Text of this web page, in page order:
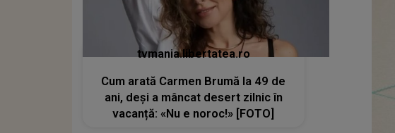
tvmania.libertatea.ro
Cum arată Carmen Brumă la 49 de
ani, deși a mâncat desert zilnic în
vacanță: «Nu e noroc!» [FOTO]